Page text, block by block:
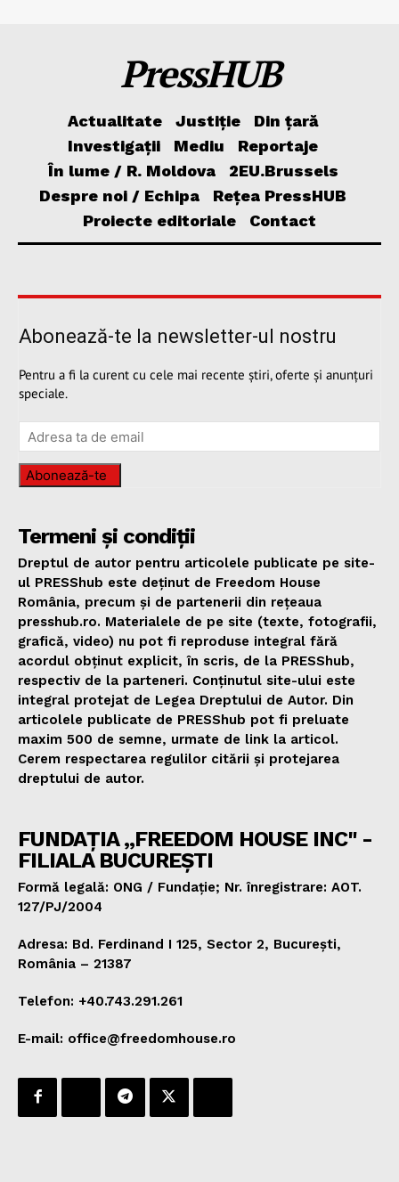
PressHUB
Actualitate Justiție
Din țară
Investigații
Mediu
Reportaje
În lume / R. Moldova
2EU.Brussels
Despre noi / Echipa
Rețea PressHUB
Proiecte editoriale
Contact
Abonează-te la newsletter-ul nostru
Pentru a fi la curent cu cele mai recente știri, oferte și anunțuri
speciale.
Abonează-te
Termeni și condiții
Dreptul de autor pentru articolele publicate pe site-
ul PRESShub este deținut de Freedom House
România, precum și de partenerii din rețeaua
presshub.ro. Materialele de pe site (texte, fotografii,
grafică, video) nu pot fi reproduse integral fără
acordul obținut explicit, în scris, de la PRESShub,
respectiv de la parteneri. Conținutul site-ului este
integral protejat de Legea Dreptului de Autor. Din
articolele publicate de PRESShub pot fi preluate
maxim 500 de semne, urmate de link la articol.
Cerem respectarea regulilor citării și protejarea
dreptului de autor.
FUNDAȚIA „FREEDOM HOUSE INC" -
FILIALA BUCUREȘTI
Formă legală: ONG / Fundație; Nr. înregistrare: AOT.
127/PJ/2004
Adresa: Bd. Ferdinand I 125, Sector 2, București,
România – 21387
Telefon: +40.743.291.261
E-mail: office@freedomhouse.ro